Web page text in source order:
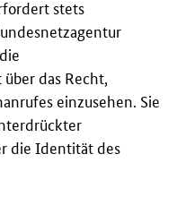
stets
das Recht,
einzusehen. Sie
die Identität des